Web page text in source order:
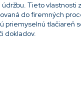
Tieto vlastnosti
do firemných
priemyselnú tlačiareň
dokladov.